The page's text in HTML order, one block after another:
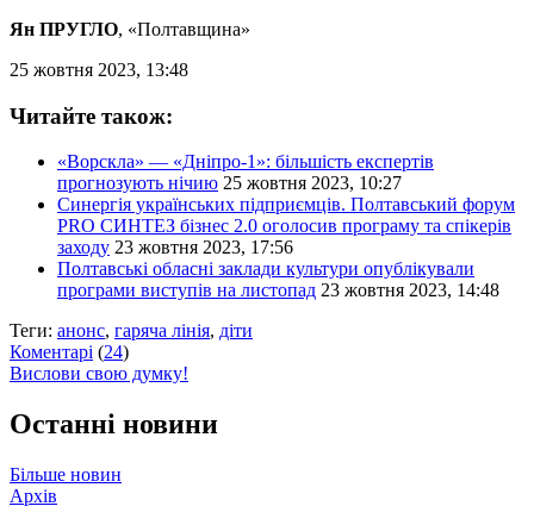
Ян ПРУГЛО, «Полтавщина»
25 жовтня 2023, 13:48
Читайте також:
«Ворскла» — «Дніпро-1»: більшість експертів
прогнозують нічию 25 жовтня 2023, 10:27
Синергія українських підприємців. Полтавський форум
PRO СИНТЕЗ бізнес 2.0 оголосив програму та спікерів
заходу 23 жовтня 2023, 17:56
Полтавські обласні заклади культури опублікували
програми виступів на листопад 23 жовтня 2023, 14:48
Теги: анонс, гаряча лінія, діти
Коментарі (24)
Вислови свою думку!
Останні новини
Більше новин
Архів